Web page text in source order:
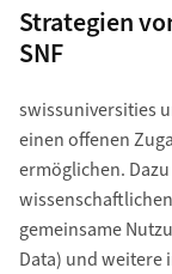
Strategien
SNF
swissuniversities
einen offenen
ermöglichen.
gemeinsame
Data) und weitere